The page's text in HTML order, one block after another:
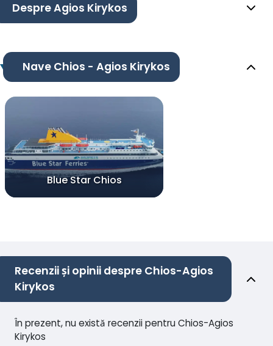
Despre Agios Kirykos
Nave Chios - Agios Kirykos
Blue Star Chios
Recenzii și opinii despre Chios-Agios
Kirykos
În prezent, nu există recenzii pentru Chios-Agios
Kirykos